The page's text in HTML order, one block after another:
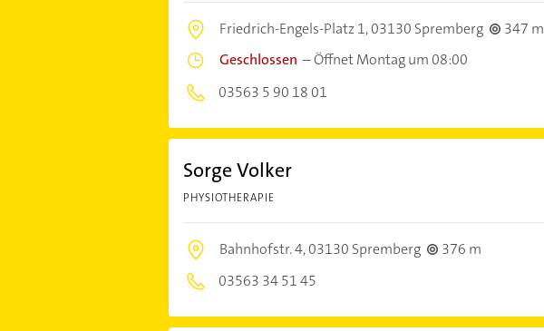
Friedrich-Engels-Platz 1,03130 Spremberg
347 m
Geschlossen –Öffnet Montag um 08:00
03563 5 90 18 01
Sorge Volker
PHYSIOTHERAPIE
Bahnhofstr. 4,03130 Spremberg
376 m
03563 34 51 45